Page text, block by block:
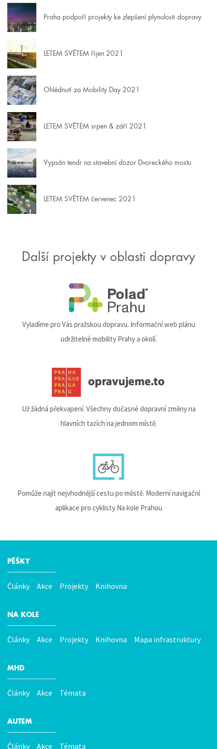
Praha podpoří projekty ke zlepšení plynulosti dopravy
LETEM SVĚTEM říjen 2021
Ohlédnutí za Mobility Day 2021
LETEM SVĚTEM srpen & září 2021
Vypsán tendr na stavební dozor Dvoreckého mostu
LETEM SVĚTEM červenec 2021
Další projekty v oblasti dopravy
Vyladíme pro Vás pražskou dopravu. Informační web plánu
udržitelné mobility Prahy a okolí.
Už žádná překvapení. Všechny dočasné dopravní změny na
hlavních tazích na jednom místě.
Pomůže najít nejvhodnější cestu po městě. Moderní navigační
aplikace pro cyklisty Na kole Prahou
Hlavní
menu
PĚŠKY
Články Akce Projekty Knihovna
NA KOLE
Články Akce Projekty Knihovna Mapa infrastruktury
MHD
Články Akce Témata
AUTEM
Články Akce Témata